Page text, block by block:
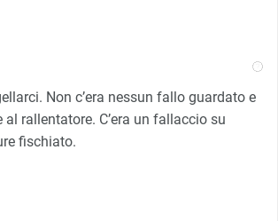
Non c’era nessun fallo guardato e
rallentatore. C’era un fallaccio su
fischiato.